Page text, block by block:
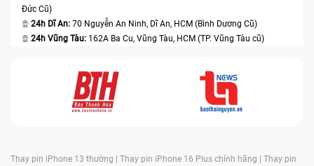
Đức Cũ)
24h Dĩ An: 70 Nguyễn An Ninh, Dĩ An, HCM (Bình Dương Cũ)
24h Vũng Tàu: 162A Ba Cu, Vũng Tàu, HCM (TP. Vũng Tàu cũ)
Thay pin iPhone 13 thường | Thay pin iPhone 16 Plus chính hãng | Thay pin